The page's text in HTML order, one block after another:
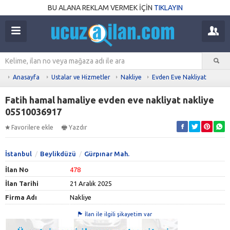
BU ALANA REKLAM VERMEK İÇİN TIKLAYIN
Anasayfa Ustalar ve Hizmetler Nakliye Evden Eve Nakliyat
Fatih hamal hamaliye evden eve nakliyat nakliye
05510036917
Favorilere ekle Yazdır
İstanbul Beylikdüzü Gürpınar Mah.
İlan No
478
İlan Tarihi
21 Aralık 2025
Firma Adı
Nakliye
İlan ile ilgili şikayetim var